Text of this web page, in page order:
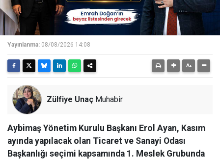
Yayınlanma: 08/08/2026 14:08
Zülfiye Unaç Muhabir
Aybimaş Yönetim Kurulu Başkanı Erol Ayan, Kasım
ayında yapılacak olan Ticaret ve Sanayi Odası
Başkanlığı seçimi kapsamında 1. Meslek Grubunda